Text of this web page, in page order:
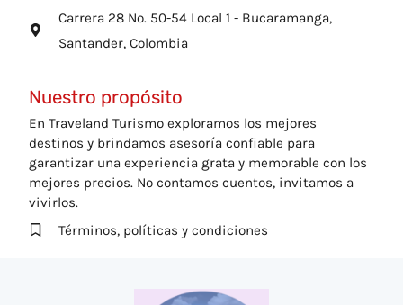
Carrera 28 No. 50-54 Local 1 - Bucaramanga,
Santander, Colombia
Nuestro propósito
En Traveland Turismo exploramos los mejores
destinos y brindamos asesoría confiable para
garantizar una experiencia grata y memorable con los
mejores precios. No contamos cuentos, invitamos a
vivirlos.
Términos, políticas y condiciones